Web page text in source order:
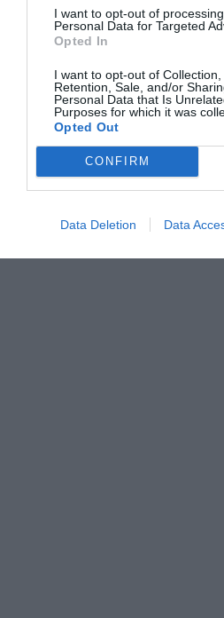
I want to opt-out of
Personal Data for Targeted
Opted In
I want to opt-out of Collection,
Retention, Sale, and/or
Personal Data that Is
Purposes for which it was
Opted Out
CONFIRM
Data Deletion Data
© Copyright 2017
Handcrafted By